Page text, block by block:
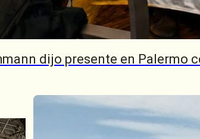
un calendario de actividades
localidades de la región.
, donde se llevará a cabo el
invitadas y una nueva
a los productores.
dijo presente en Palermo